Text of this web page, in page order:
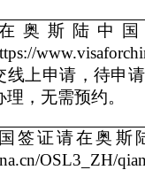
奥斯陆中
线上申请，待申
理，无需预约。
签证请在奥斯
OSL3_ZH/